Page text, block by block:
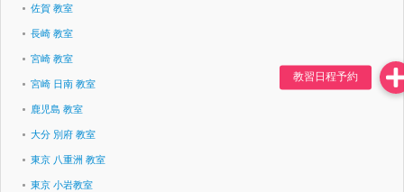
佐賀 教室
長崎 教室
宮崎 教室
宮崎 日南 教室
鹿児島 教室
大分 別府 教室
東京 八重洲 教室
東京 小岩教室